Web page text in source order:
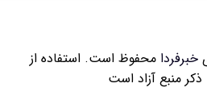
خبرفردامحفوظ است. استفاده از
منبع آزاد است